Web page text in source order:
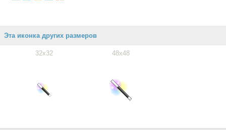
Эта иконка других размеров
32x32 48x48